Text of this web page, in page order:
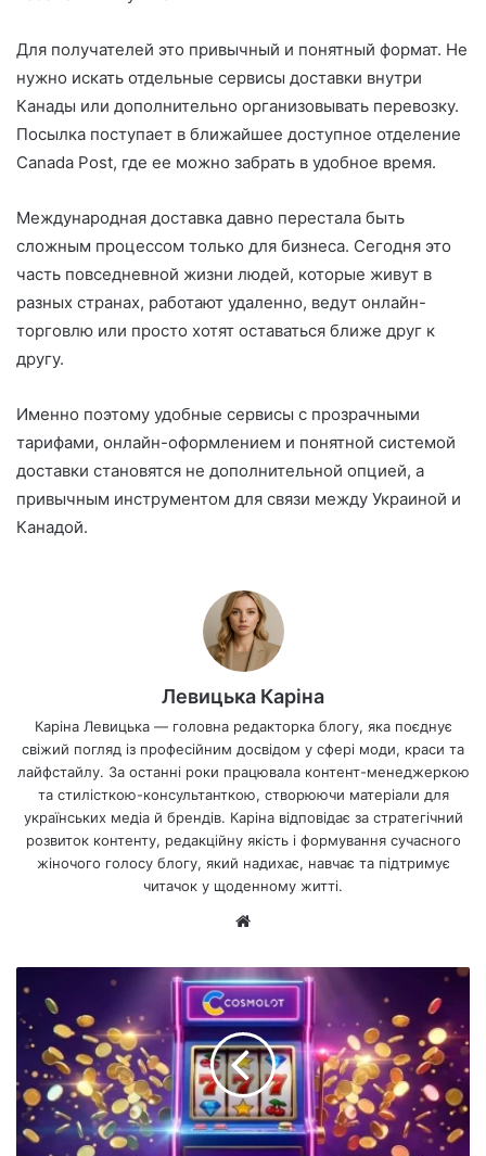
Для получателей это привычный и понятный формат. Не
нужно искать отдельные сервисы доставки внутри
Канады или дополнительно организовывать перевозку.
Посылка поступает в ближайшее доступное отделение
Canada Post, где ее можно забрать в удобное время.
Международная доставка давно перестала быть
сложным процессом только для бизнеса. Сегодня это
часть повседневной жизни людей, которые живут в
разных странах, работают удаленно, ведут онлайн-
торговлю или просто хотят оставаться ближе друг к
другу.
Именно поэтому удобные сервисы с прозрачными
тарифами, онлайн-оформлением и понятной системой
доставки становятся не дополнительной опцией, а
привычным инструментом для связи между Украиной и
Канадой.
Левицька Каріна
Каріна Левицька — головна редакторка блогу, яка поєднує
свіжий погляд із професійним досвідом у сфері моди, краси та
лайфстайлу. За останні роки працювала контент-менеджеркою
та стилісткою-консультанткою, створюючи матеріали для
українських медіа й брендів. Каріна відповідає за стратегічний
розвиток контенту, редакційну якість і формування сучасного
жіночого голосу блогу, який надихає, навчає та підтримує
читачок у щоденному житті.
са
йт